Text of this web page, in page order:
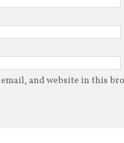
email, and website in this